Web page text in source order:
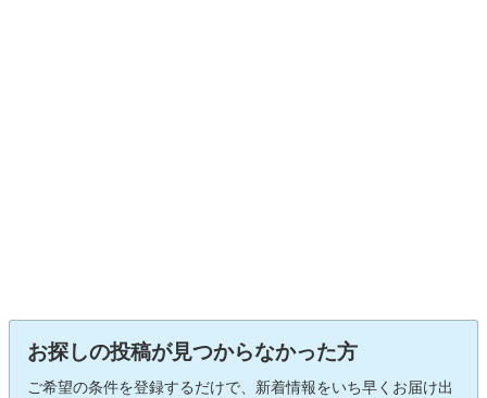
お探しの投稿が見つからなかった方
ご希望の条件を登録するだけで、新着情報をいち早くお届け出